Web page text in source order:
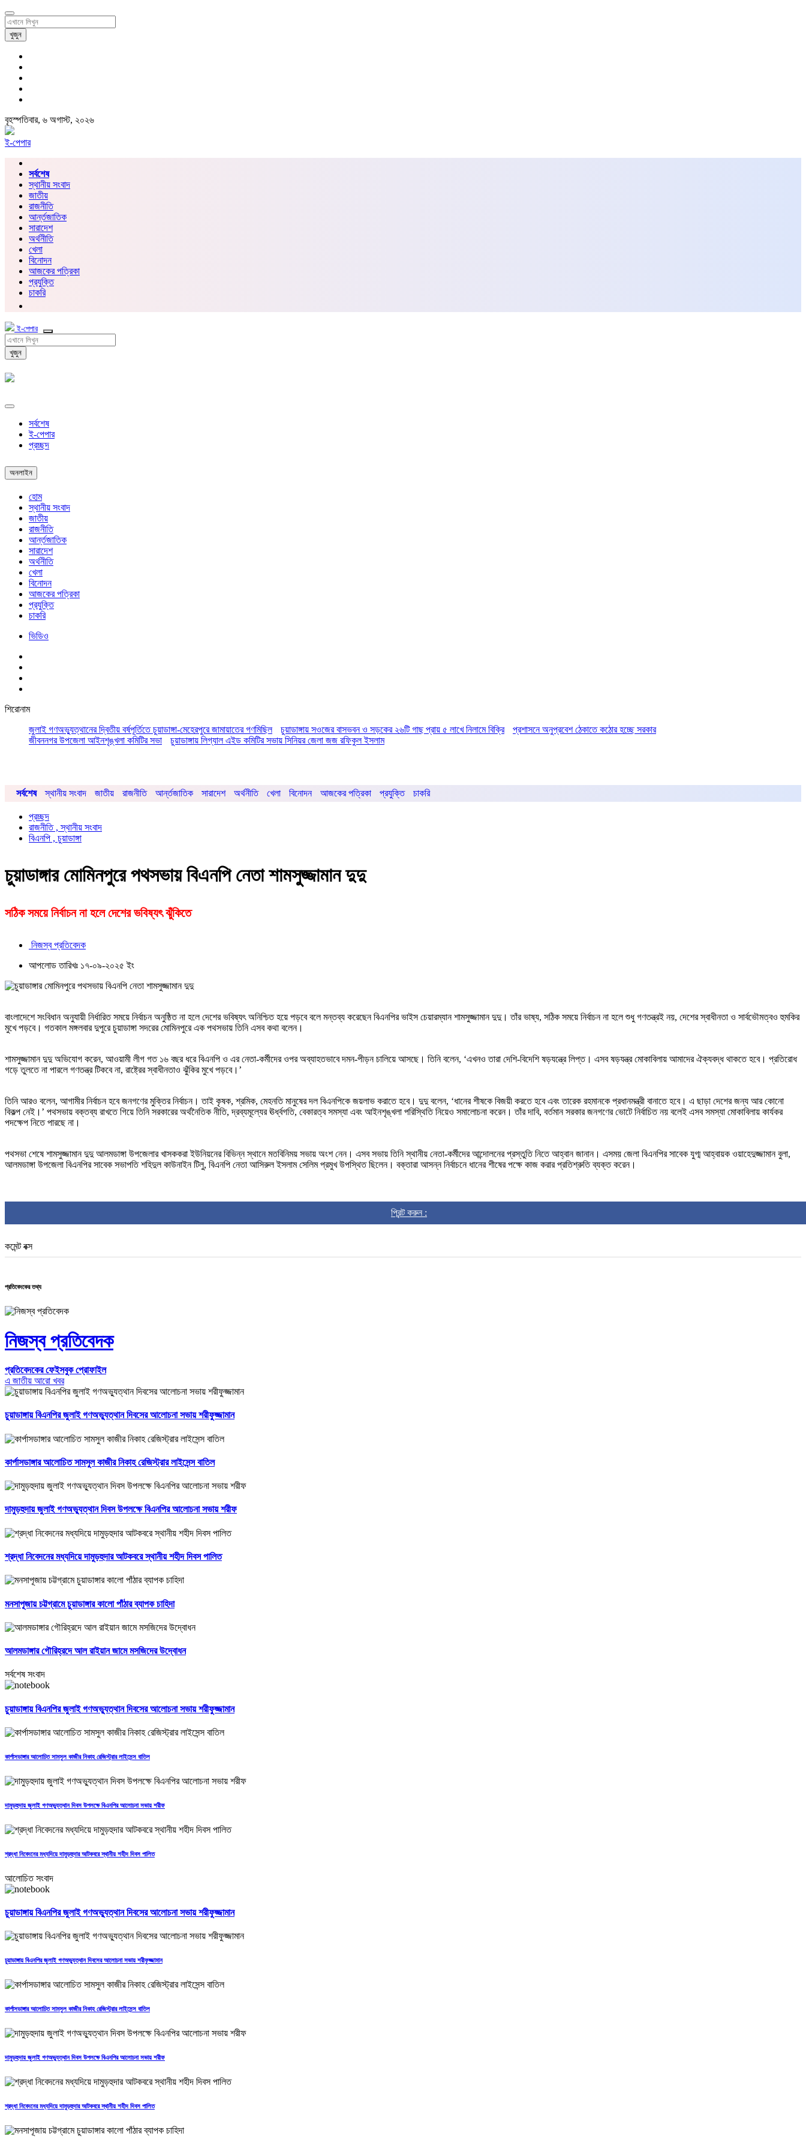
খুজুন
বৃহস্পতিবার, ৬ অগাস্ট, ২০২৬
ই-পেপার
সর্বশেষ
স্থানীয় সংবাদ
জাতীয়
রাজনীতি
আর্ন্তজাতিক
সারাদেশ
অর্থনীতি
খেলা
বিনোদন
আজকের পত্রিকা
প্রযুক্তি
চাকরি
ই-পেপার
খুজুন
সর্বশেষ
ই-পেপার
প্রচ্ছদ
অনলাইন
হোম
স্থানীয় সংবাদ
জাতীয়
রাজনীতি
আর্ন্তজাতিক
সারাদেশ
অর্থনীতি
খেলা
বিনোদন
আজকের পত্রিকা
প্রযুক্তি
চাকরি
ভিডিও
শিরোনাম
জুলাই গণঅভ্যুত্থানের দ্বিতীয় বর্ষপূর্তিতে চুয়াডাঙ্গা-মেহেরপুরে জামায়াতের গণমিছিল
চুয়াডাঙ্গায় সওজের বাসভবন ও সড়কের ২৬টি গাছ প্রায় ৫ লাখে নিলামে বিক্রি
প্রশাসনে অনুপ্রবেশ ঠেকাতে কঠোর হচ্ছে সরকার
জীবননগর উপজেলা আইনশৃঙ্খলা কমিটির সভা
চুয়াডাঙ্গায় লিগ্যাল এইড কমিটির সভায় সিনিয়র জেলা জজ রফিকুল ইসলাম
সর্বশেষ স্থানীয় সংবাদ জাতীয় রাজনীতি আর্ন্তজাতিক সারাদেশ অর্থনীতি খেলা বিনোদন আজকের পত্রিকা প্রযুক্তি চাকরি
প্রচ্ছদ
রাজনীতি , স্থানীয় সংবাদ
বিএনপি , চুয়াডাঙ্গা
চুয়াডাঙ্গার মোমিনপুরে পথসভায় বিএনপি নেতা শামসুজ্জামান দুদু
সঠিক সময়ে নির্বাচন না হলে দেশের ভবিষ্যৎ ঝুঁকিতে
নিজস্ব প্রতিবেদক
আপলোড তারিখঃ ১৭-০৯-২০২৫ ইং
বাংলাদেশে সংবিধান অনুযায়ী নির্ধারিত সময়ে নির্বাচন অনুষ্ঠিত না হলে দেশের ভবিষ্যৎ অনিশ্চিত হয়ে পড়বে বলে মন্তব্য করেছেন বিএনপির ভাইস চেয়ারম্যান শামসুজ্জামান দুদু। তাঁর ভাষ্য, সঠিক সময়ে নির্বাচন না হলে শুধু গণতন্ত্রই নয়, দেশের স্বাধীনতা ও সার্বভৌমত্বও হুমকির
মুখে পড়বে। গতকাল মঙ্গলবার দুপুরে চুয়াডাঙ্গা সদরের মোমিনপুরে এক পথসভায় তিনি এসব কথা বলেন।
শামসুজ্জামান দুদু অভিযোগ করেন, আওয়ামী লীগ গত ১৬ বছর ধরে বিএনপি ও এর নেতা-কর্মীদের ওপর অব্যাহতভাবে দমন-পীড়ন চালিয়ে আসছে। তিনি বলেন, ‘এখনও তারা দেশি-বিদেশি ষড়যন্ত্রে লিপ্ত। এসব ষড়যন্ত্র মোকাবিলায় আমাদের ঐক্যবদ্ধ থাকতে হবে। প্রতিরোধ
গড়ে তুলতে না পারলে গণতন্ত্র টিকবে না, রাষ্ট্রের স্বাধীনতাও ঝুঁকির মুখে পড়বে।’
তিনি আরও বলেন, আগামীর নির্বাচন হবে জনগণের মুক্তির নির্বাচন। তাই কৃষক, শ্রমিক, মেহনতি মানুষের দল বিএনপিকে জয়লাভ করাতে হবে। দুদু বলেন, ‘ধানের শীষকে বিজয়ী করতে হবে এবং তারেক রহমানকে প্রধানমন্ত্রী বানাতে হবে। এ ছাড়া দেশের জন্য আর কোনো
বিকল্প নেই।’ পথসভায় বক্তব্য রাখতে গিয়ে তিনি সরকারের অর্থনৈতিক নীতি, দ্রব্যমূল্যের ঊর্ধ্বগতি, বেকারত্ব সমস্যা এবং আইনশৃঙ্খলা পরিস্থিতি নিয়েও সমালোচনা করেন। তাঁর দাবি, বর্তমান সরকার জনগণের ভোটে নির্বাচিত নয় বলেই এসব সমস্যা মোকাবিলায় কার্যকর
পদক্ষেপ নিতে পারছে না।
পথসভা শেষে শামসুজ্জামান দুদু আলমডাঙ্গা উপজেলার খাসককরা ইউনিয়নের বিভিন্ন স্থানে মতবিনিময় সভায় অংশ নেন। এসব সভায় তিনি স্থানীয় নেতা-কর্মীদের আন্দোলনের প্রস্তুতি নিতে আহ্বান জানান। এসময় জেলা বিএনপির সাবেক যুগ্ম আহ্বায়ক ওয়াহেদুজ্জামান বুলা,
আলমডাঙ্গা উপজেলা বিএনপির সাবেক সভাপতি শহিদুল কাউনাইন টিলু, বিএনপি নেতা আসিরুল ইসলাম সেলিম প্রমুখ উপস্থিত ছিলেন। বক্তারা আসন্ন নির্বাচনে ধানের শীষের পক্ষে কাজ করার প্রতিশ্রুতি ব্যক্ত করেন।
প্রিন্ট করুন :
কমেন্ট বক্স
প্রতিবেদকের তথ্য
নিজস্ব প্রতিবেদক
প্রতিবেদকের ফেইসবুক প্রোফাইল
এ জাতীয় আরো খবর
চুয়াডাঙ্গায় বিএনপির জুলাই গণঅভ্যুত্থান দিবসের আলোচনা সভায় শরীফুজ্জামান
কার্পাসডাঙ্গার আলোচিত সামসুল কাজীর নিকাহ রেজিস্ট্রার লাইসেন্স বাতিল
দামুড়হুদায় জুলাই গণঅভ্যুত্থান দিবস উপলক্ষে বিএনপির আলোচনা সভায় শরীফ
শ্রদ্ধা নিবেদনের মধ্যদিয়ে দামুড়হুদার আটকবরে স্থানীয় শহীদ দিবস পালিত
মনসাপূজায় চট্টগ্রামে চুয়াডাঙ্গার কালো পাঁঠার ব্যাপক চাহিদা
আলমডাঙ্গার গৌরিহ্রদে আল রাইয়ান জামে মসজিদের উদ্বোধন
সর্বশেষ সংবাদ
চুয়াডাঙ্গায় বিএনপির জুলাই গণঅভ্যুত্থান দিবসের আলোচনা সভায় শরীফুজ্জামান
কার্পাসডাঙ্গার আলোচিত সামসুল কাজীর নিকাহ রেজিস্ট্রার লাইসেন্স বাতিল
দামুড়হুদায় জুলাই গণঅভ্যুত্থান দিবস উপলক্ষে বিএনপির আলোচনা সভায় শরীফ
শ্রদ্ধা নিবেদনের মধ্যদিয়ে দামুড়হুদার আটকবরে স্থানীয় শহীদ দিবস পালিত
আলোচিত সংবাদ
চুয়াডাঙ্গায় বিএনপির জুলাই গণঅভ্যুত্থান দিবসের আলোচনা সভায় শরীফুজ্জামান
চুয়াডাঙ্গায় বিএনপির জুলাই গণঅভ্যুত্থান দিবসের আলোচনা সভায় শরীফুজ্জামান
কার্পাসডাঙ্গার আলোচিত সামসুল কাজীর নিকাহ রেজিস্ট্রার লাইসেন্স বাতিল
দামুড়হুদায় জুলাই গণঅভ্যুত্থান দিবস উপলক্ষে বিএনপির আলোচনা সভায় শরীফ
শ্রদ্ধা নিবেদনের মধ্যদিয়ে দামুড়হুদার আটকবরে স্থানীয় শহীদ দিবস পালিত